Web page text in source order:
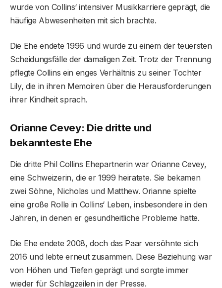
wurde von Collins‘ intensiver Musikkarriere geprägt, die
häufige Abwesenheiten mit sich brachte.
Die Ehe endete 1996 und wurde zu einem der teuersten
Scheidungsfälle der damaligen Zeit. Trotz der Trennung
pflegte Collins ein enges Verhältnis zu seiner Tochter
Lily, die in ihren Memoiren über die Herausforderungen
ihrer Kindheit sprach.
Orianne Cevey: Die dritte und
bekannteste Ehe
Die dritte Phil Collins Ehepartnerin war Orianne Cevey,
eine Schweizerin, die er 1999 heiratete. Sie bekamen
zwei Söhne, Nicholas und Matthew. Orianne spielte
eine große Rolle in Collins‘ Leben, insbesondere in den
Jahren, in denen er gesundheitliche Probleme hatte.
Die Ehe endete 2008, doch das Paar versöhnte sich
2016 und lebte erneut zusammen. Diese Beziehung war
von Höhen und Tiefen geprägt und sorgte immer
wieder für Schlagzeilen in der Presse.